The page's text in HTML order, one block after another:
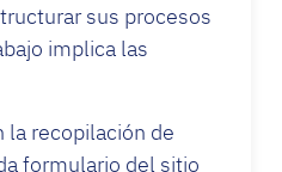
sus procesos
implica las
la recopilación de
formulario del sitio